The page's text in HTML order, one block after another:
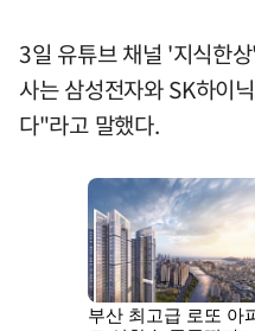
3일 유튜브 채널 '지식한
사는 삼성전자와 SK하이
다"라고 말했다.